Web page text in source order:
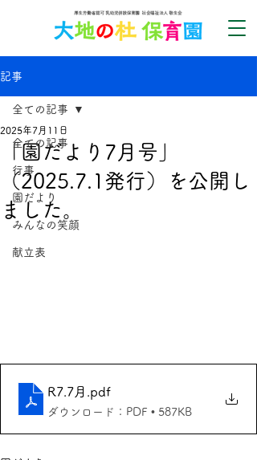
記事
全ての記事
行事
園だより
みんなの笑顔
献立表
全ての記事
「園だより7月号」
（2025.7.1発行）を公開し
ました。
2025年7月11日
R7.7月 .pdf
ダウンロード：PDF • 587KB